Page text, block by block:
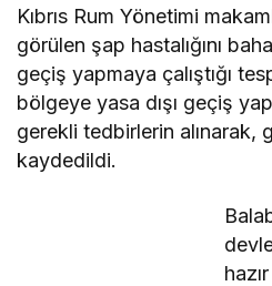
Kıbrıs Rum Yönetimi
görülen şap hastalığını
geçiş yapmaya çalıştığı
bölgeye yasa dışı geçiş
gerekli tedbirlerin alınarak,
kaydedildi.